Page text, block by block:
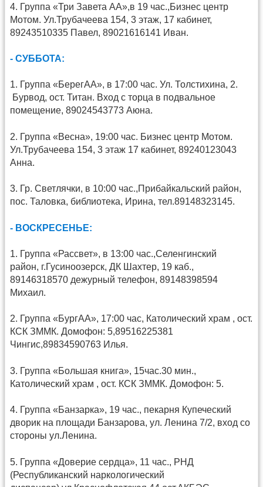
4. Группа «Три Завета АА»,в 19 час.,Бизнес центр
Мотом. Ул.Трубачеева 154, 3 этаж, 17 кабинет,
89243510335 Павел, 89021616141 Иван.
- СУББОТА:
1. Группа «БерегАА», в 17:00 час. Ул. Толстихина, 2.
Бурвод, ост. Титан. Вход с торца в подвальное
помещение, 89024543773 Аюна.
2. Группа «Весна», 19:00 час. Бизнес центр Мотом.
Ул.Трубачеева 154, 3 этаж 17 кабинет, 89240123043
Анна.
3. Гр. Светлячки, в 10:00 чаc.,Прибайкальский район,
пос. Таловка, библиотека, Ирина, тел.89148323145.
- ВОСКРЕСЕНЬЕ:
1. Группа «Рассвет», в 13:00 час.,Селенгинский
район, г.Гусиноозерск, ДК Шахтер, 19 каб.,
89146318570 дежурный телефон, 89148398594
Михаил.
2. Группа «БургАА», 17:00 час, Католический храм , ост.
КСК ЗММК. Домофон: 5,89516225381
Чингис,89834590763 Илья.
3. Группа «Большая книга», 15час.30 мин.,
Католический храм , ост. КСК ЗММК. Домофон: 5.
4. Группа «Банзарка», 19 час., пекарня Купеческий
дворик на площади Банзарова, ул. Ленина 7/2, вход со
стороны ул.Ленина.
5. Группа «Доверие сердца», 11 час., РНД
(Республиканский наркологический